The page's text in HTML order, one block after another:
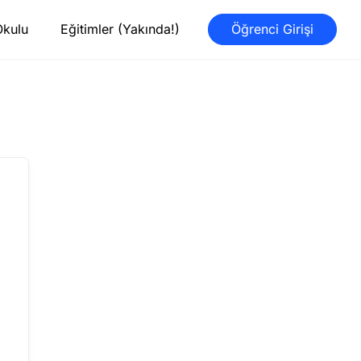
Eğitimler (Yakında!) Öğrenci Girişi